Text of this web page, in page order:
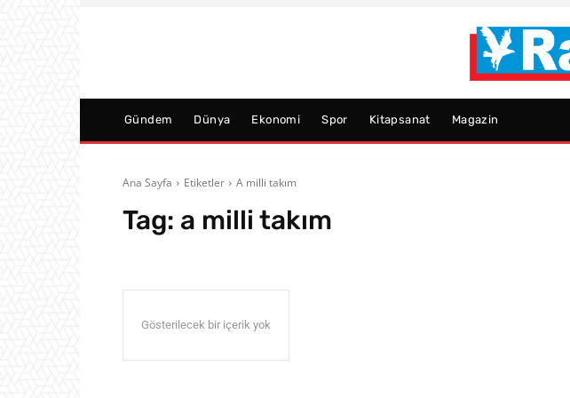
Gündem Dünya Ekonomi Spor Kitapsanat Magazin
Ana Sayfa Etiketler A milli takım
Tag: a milli takım
Gösterilecek bir içerik yok